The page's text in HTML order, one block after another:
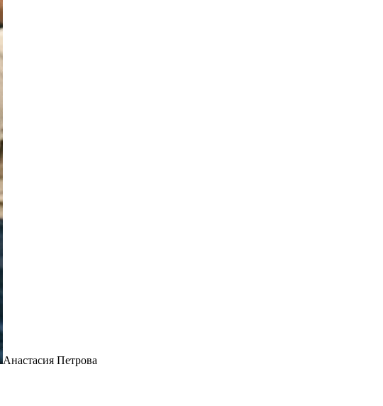
Анастасия Петрова